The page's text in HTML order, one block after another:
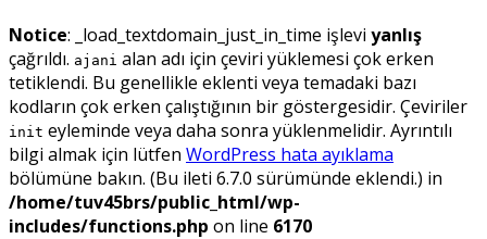
Notice: _load_textdomain_just_in_time işlevi yanlış
çağrıldı. ajani alan adı için çeviri yüklemesi çok erken
tetiklendi. Bu genellikle eklenti veya temadaki bazı
kodların çok erken çalıştığının bir göstergesidir. Çeviriler
init eyleminde veya daha sonra yüklenmelidir. Ayrıntılı
bilgi almak için lütfen WordPress hata ayıklama
bölümüne bakın. (Bu ileti 6.7.0 sürümünde eklendi.) in
/home/tuv45brs/public_html/wp-
includes/functions.php on line 6170